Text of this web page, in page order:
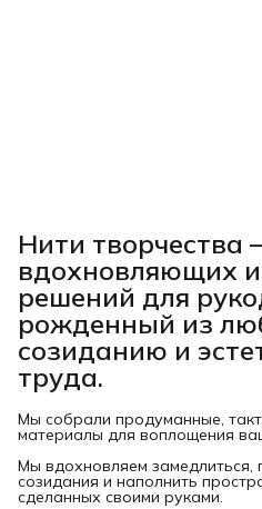
Нити творчества
вдохновляющих
решений для
рожденный из
созиданию и
труда.
Мы собрали продуманные,
материалы для воплощения
Мы вдохновляем замедлиться,
созидания и наполнить
сделанных своими руками.